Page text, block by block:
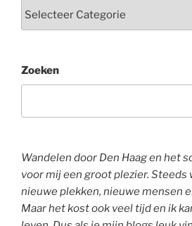
Zoeken
Wandelen door Den Haag en het
voor mij een groot plezier. Steeds
nieuwe plekken, nieuwe mensen
Maar het kost ook veel tijd en ik